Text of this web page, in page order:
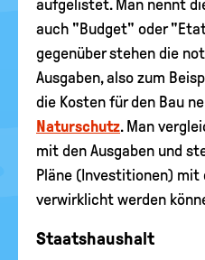
aufgelistet. Man nennt
auch "Budget" oder
gegenüber stehen die
Ausgaben, also zum
die Kosten für den Bau
Naturschutz. Man
mit den Ausgaben und
Pläne (Investitionen) mit
verwirklicht werden
Staatshaushalt